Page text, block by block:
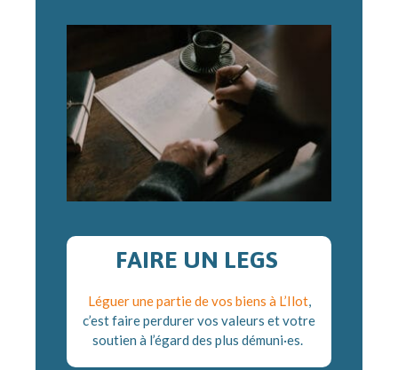
FAIRE UN LEGS
Léguer une partie de vos biens à L’Ilot,
c’est faire perdurer vos valeurs et votre
soutien à l’égard des plus démuni·es.